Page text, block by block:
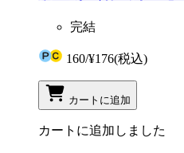
完結
160/¥176(税込)
カートに追加
カートに追加しました